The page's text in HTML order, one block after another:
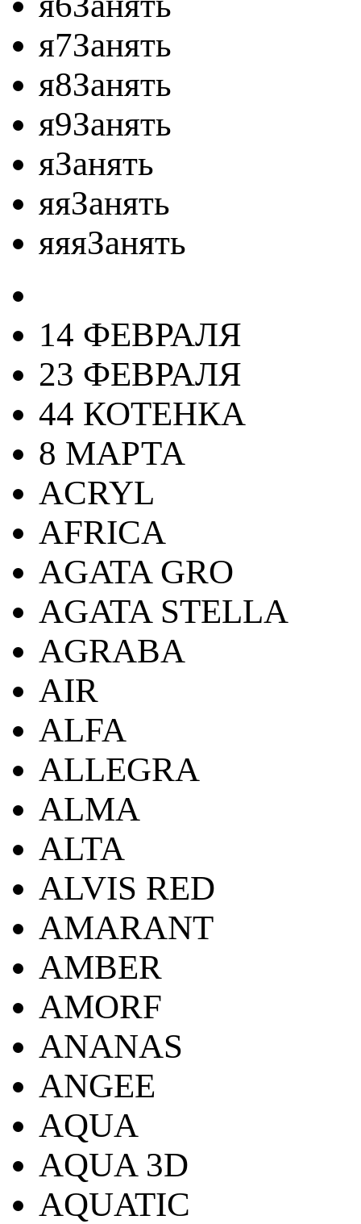
я7Занять
я8Занять
я9Занять
яЗанять
яяЗанять
яяяЗанять
14 ФЕВРАЛЯ
23 ФЕВРАЛЯ
44 КОТЕНКА
8 МАРТА
ACRYL
AFRICA
AGATA GRO
AGATA STELLA
AGRABA
AIR
ALFA
ALLEGRA
ALMA
ALTA
ALVIS RED
AMARANT
AMBER
AMORF
ANANAS
ANGEE
AQUA
AQUA 3D
AQUATIC